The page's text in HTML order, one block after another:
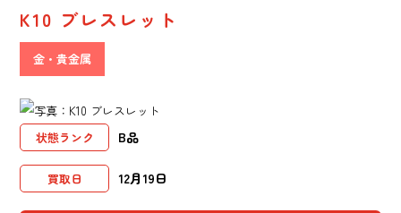
K10 ブレスレット
金・貴金属
状態ランク B品
買取日 12月19日